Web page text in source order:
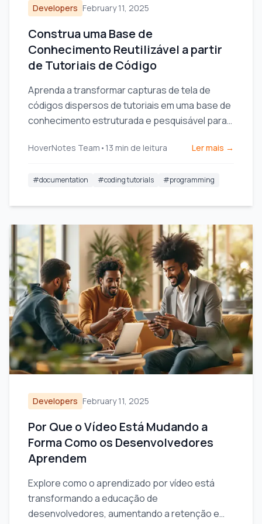
Developers February 11, 2025
Construa uma Base de
Conhecimento Reutilizável a partir
de Tutoriais de Código
Aprenda a transformar capturas de tela de
códigos dispersos de tutoriais em uma base de
conhecimento estruturada e pesquisável para
HoverNotes Team • 13 min de leitura Ler mais →
#documentation #coding tutorials #programming
Developers February 11, 2025
Por Que o Vídeo Está Mudando a
Forma Como os Desenvolvedores
Aprendem
Explore como o aprendizado por vídeo está
transformando a educação de
desenvolvedores, aumentando a retenção e